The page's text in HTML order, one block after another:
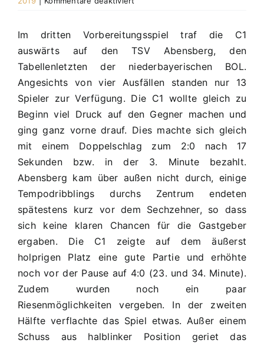
TSV
Abensberg
–
C1
(0:4)
Im dritten Vorbereitungsspiel traf die C1
auswärts auf den TSV Abensberg, den
Tabellenletzten der niederbayerischen BOL.
Angesichts von vier Ausfällen standen nur 13
Spieler zur Verfügung. Die C1 wollte gleich zu
Beginn viel Druck auf den Gegner machen und
ging ganz vorne drauf. Dies machte sich gleich
mit einem Doppelschlag zum 2:0 nach 17
Sekunden bzw. in der 3. Minute bezahlt.
Abensberg kam über außen nicht durch, einige
Tempodribblings durchs Zentrum endeten
spätestens kurz vor dem Sechzehner, so dass
sich keine klaren Chancen für die Gastgeber
ergaben. Die C1 zeigte auf dem äußerst
holprigen Platz eine gute Partie und erhöhte
noch vor der Pause auf 4:0 (23. und 34. Minute).
Zudem wurden noch ein paar
Riesenmöglichkeiten vergeben. In der zweiten
Hälfte verflachte das Spiel etwas. Außer einem
Schuss aus halblinker Position geriet das